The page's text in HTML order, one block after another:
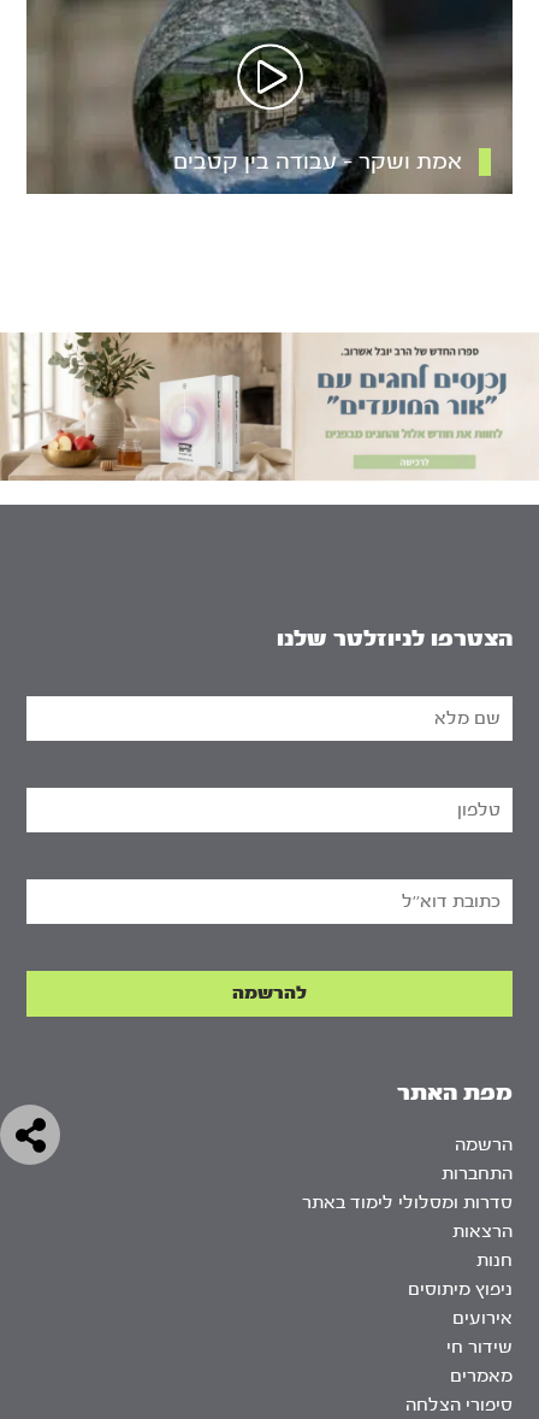
אמת ושקר – עבודה בין קטבים
מפת האתר
הרשמה
התחברות
סדרות ומסלולי לימוד באתר
הרצאות
חנות
ניפוץ מיתוסים
אירועים
שידור חי
מאמרים
סיפורי הצלחה
הצטרפו לניוזלטר שלנו